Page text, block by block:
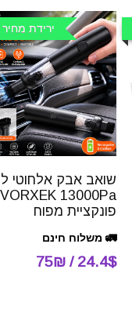
ירידת
שואב אבק אלחוטי
פונקציית מפוח
🚛 משלוח חינם
24.4$ / 75₪